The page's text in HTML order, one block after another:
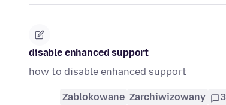
disable enhanced support
how to disable enhanced support
Zablokowane Zarchiwizowany 3